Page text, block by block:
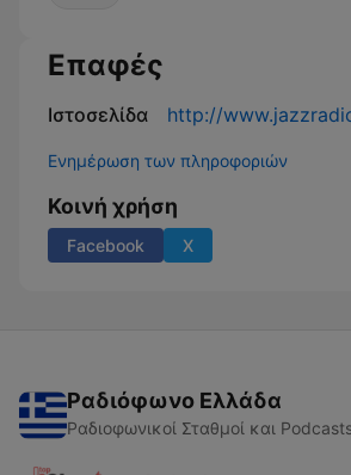
Επαφές
Ιστοσελίδα http://
Ενημέρωση των πληροφοριών
Κοινή χρήση
Facebook X
Ραδιόφωνο Ελλάδα
Ραδιοφωνικοί Σταθμοί και